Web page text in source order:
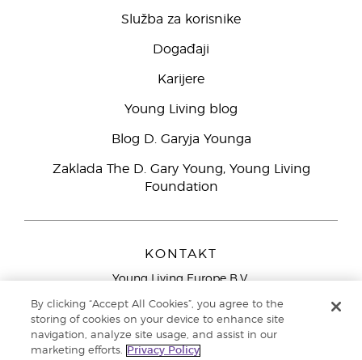
Služba za korisnike
Događaji
Karijere
Young Living blog
Blog D. Garyja Younga
Zaklada The D. Gary Young, Young Living
Foundation
KONTAKT
Young Living Europe B.V.
9727 AJ Groningen
Sjedište tvrtke Young Living Europe Ltd.:
By clicking “Accept All Cookies”, you agree to the
storing of cookies on your device to enhance site
navigation, analyze site usage, and assist in our
marketing efforts.
Privacy Policy